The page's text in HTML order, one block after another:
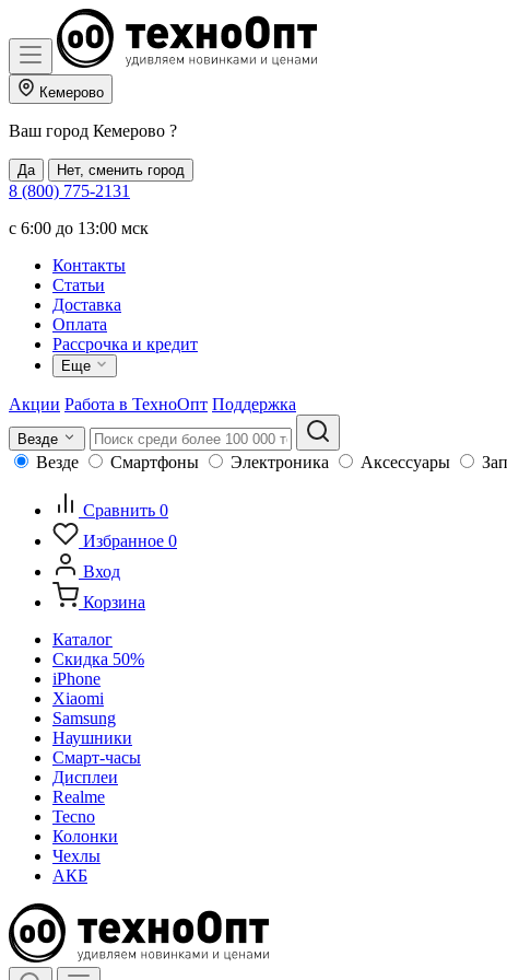
Кемерово
Ваш город Кемерово ?
Да Нет, сменить город
8 (800) 775-2131
c 6:00 до 13:00 мск
Контакты
Статьи
Доставка
Оплата
Рассрочка и кредит
Еще
Акции Работа в ТехноОпт Поддержка
Везде
Везде Смартфоны Электроника Аксессуары
Сравнить 0
Избранное 0
Вход
Корзина
Каталог
Скидка 50%
iPhone
Xiaomi
Samsung
Наушники
Смарт-часы
Дисплеи
Realme
Tecno
Колонки
Чехлы
АКБ